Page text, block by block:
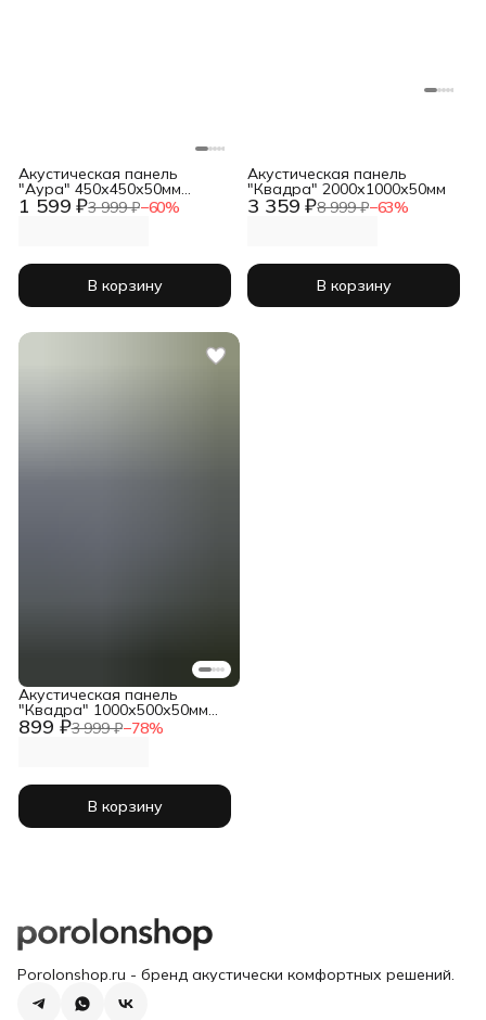
1 599 ₽3 999 ₽−60%
Акустическая панель
"Аура" 450х450х50мм
комплект 4шт
В корзину
3 359 ₽8 999 ₽−63%
Акустическая панель
"Квадра" 2000х1000х50мм
В корзину
899 ₽3 999 ₽−78%
Акустическая панель
"Квадра" 1000х500х50мм
черный
В корзину
Porolonshop.ru - бренд акустически комфортных решений.